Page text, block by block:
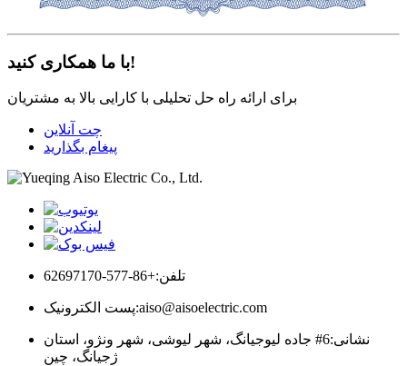
با ما همکاری کنید!
برای ارائه راه حل تحلیلی با کارایی بالا به مشتریان
چت آنلاین
پیغام بگذارید
تلفن:+86-577-62697170
پست الکترونیک:aiso@aisoelectric.com
نشانی: 6# جاده لیوجیانگ، شهر لیوشی، شهر ونژو، استان
ژجیانگ، چین